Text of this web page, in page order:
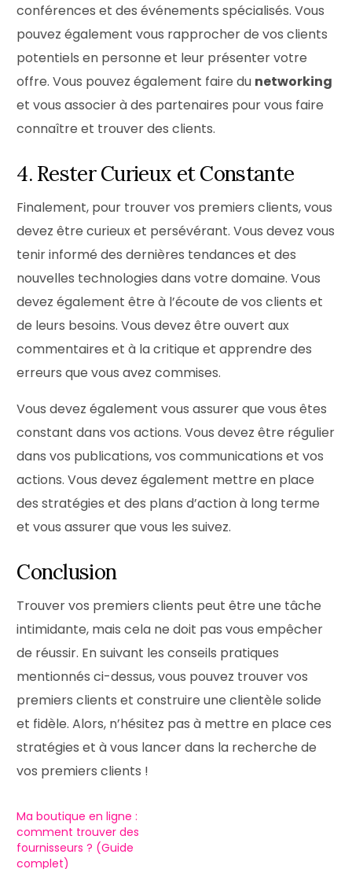
conférences et des événements spécialisés. Vous
pouvez également vous rapprocher de vos clients
potentiels en personne et leur présenter votre
offre. Vous pouvez également faire du networking
et vous associer à des partenaires pour vous faire
connaître et trouver des clients.
4. Rester Curieux et Constante
Finalement, pour trouver vos premiers clients, vous
devez être curieux et persévérant. Vous devez vous
tenir informé des dernières tendances et des
nouvelles technologies dans votre domaine. Vous
devez également être à l’écoute de vos clients et
de leurs besoins. Vous devez être ouvert aux
commentaires et à la critique et apprendre des
erreurs que vous avez commises.
Vous devez également vous assurer que vous êtes
constant dans vos actions. Vous devez être régulier
dans vos publications, vos communications et vos
actions. Vous devez également mettre en place
des stratégies et des plans d’action à long terme
et vous assurer que vous les suivez.
Conclusion
Trouver vos premiers clients peut être une tâche
intimidante, mais cela ne doit pas vous empêcher
de réussir. En suivant les conseils pratiques
mentionnés ci-dessus, vous pouvez trouver vos
premiers clients et construire une clientèle solide
et fidèle. Alors, n’hésitez pas à mettre en place ces
stratégies et à vous lancer dans la recherche de
vos premiers clients !
Ma boutique en ligne :
comment trouver des
fournisseurs ? (Guide
complet)